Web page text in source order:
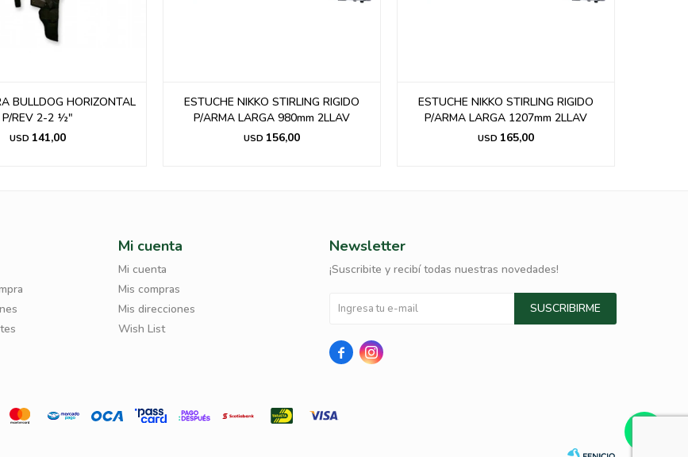
BULLDOG HORIZONTAL
P/REV 2-2 ½"
USD 141,00
ESTUCHE NIKKO STIRLING RIGIDO
P/ARMA LARGA 980mm 2LLAV
USD 156,00
ESTUCHE NIKKO STIRLING RIGIDO
P/ARMA LARGA 1207mm 2LLAV
USD 165,00
Mi cuenta
Mi cuenta
Mis compras
Mis direcciones
Wish List
Newsletter
¡Suscribite y recibí todas nuestras novedades!
SUSCRIBIRME
 